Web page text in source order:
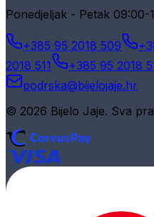
Ponedjeljak - Petak 09:00-
+385 95 2018 509
2018 511
+385 95 2018
podrska@bijelojaje.hr
© 2026 Bijelo Jaje. Sva